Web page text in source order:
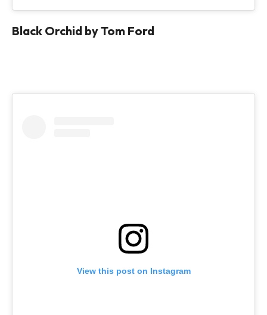
Black Orchid by Tom Ford
View this post on Instagram